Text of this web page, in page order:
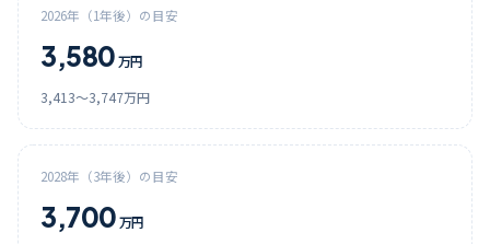
2026年（1年後）の目安
3,580 万円
3,413〜3,747万円
2028年（3年後）の目安
3,700 万円